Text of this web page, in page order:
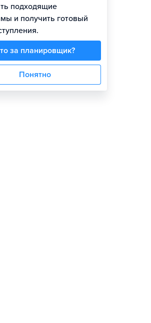
подходящие
и получить готовый
за планировщик?
Понятно